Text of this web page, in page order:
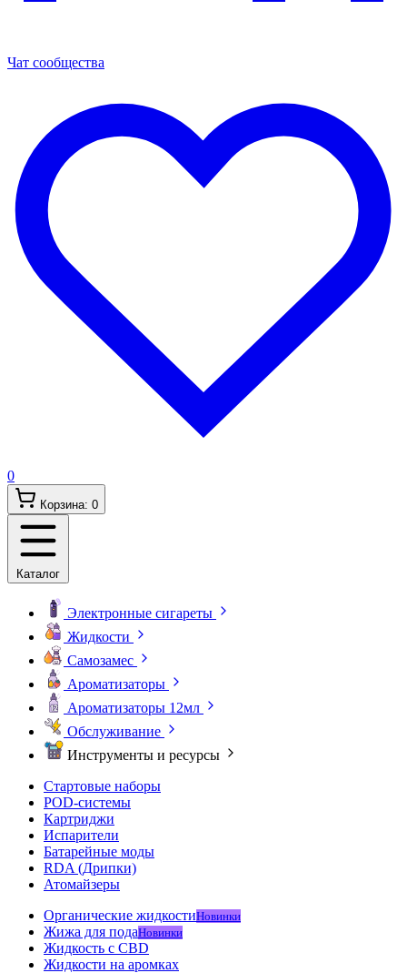
Чат сообщества
0
Корзина: 0
Каталог
Электронные сигареты
Жидкости
Самозамес
Ароматизаторы
Ароматизаторы 12мл
Обслуживание
Инструменты и ресурсы
Стартовые наборы
POD-системы
Картриджи
Испарители
Батарейные моды
RDA (Дрипки)
Атомайзеры
Органические жидкостиНовинки
Жижа для подаНовинки
Жидкость с CBD
Жидкости на аромках